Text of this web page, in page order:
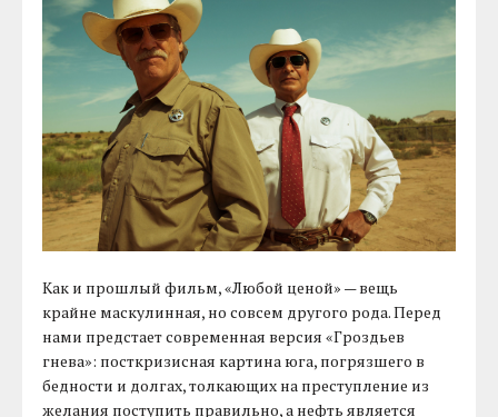
Как и прошлый фильм, «Любой ценой» — вещь
крайне маскулинная, но совсем другого рода. Перед
нами предстает современная версия «Гроздьев
гнева»: посткризисная картина юга, погрязшего в
бедности и долгах, толкающих на преступление из
желания поступить правильно, а нефть является